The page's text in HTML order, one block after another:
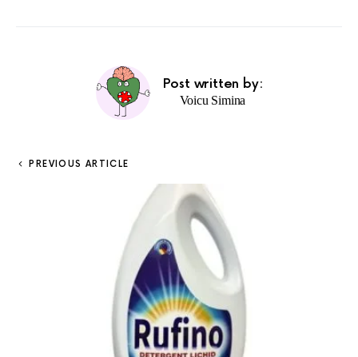
Post written by:
Voicu Simina
PREVIOUS ARTICLE